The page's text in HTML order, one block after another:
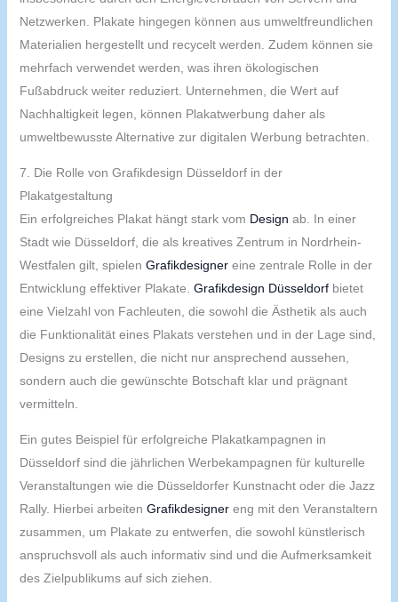
Netzwerken. Plakate hingegen können aus umweltfreundlichen
Materialien hergestellt und recycelt werden. Zudem können sie
mehrfach verwendet werden, was ihren ökologischen
Fußabdruck weiter reduziert. Unternehmen, die Wert auf
Nachhaltigkeit legen, können Plakatwerbung daher als
umweltbewusste Alternative zur digitalen Werbung betrachten.
7. Die Rolle von Grafikdesign Düsseldorf in der
Plakatgestaltung
Ein erfolgreiches Plakat hängt stark vom Design ab. In einer
Stadt wie Düsseldorf, die als kreatives Zentrum in Nordrhein-
Westfalen gilt, spielen Grafikdesignereine zentrale Rolle in der
Entwicklung effektiver Plakate. Grafikdesign Düsseldorfbietet
eine Vielzahl von Fachleuten, die sowohl die Ästhetik als auch
die Funktionalität eines Plakats verstehen und in der Lage sind,
Designs zu erstellen, die nicht nur ansprechend aussehen,
sondern auch die gewünschte Botschaft klar und prägnant
vermitteln.
Ein gutes Beispiel für erfolgreiche Plakatkampagnen in
Düsseldorf sind die jährlichen Werbekampagnen für kulturelle
Veranstaltungen wie die Düsseldorfer Kunstnacht oder die Jazz
Rally. Hierbei arbeiten Grafikdesignereng mit den Veranstaltern
zusammen, um Plakate zu entwerfen, die sowohl künstlerisch
anspruchsvoll als auch informativ sind und die Aufmerksamkeit
des Zielpublikums auf sich ziehen.